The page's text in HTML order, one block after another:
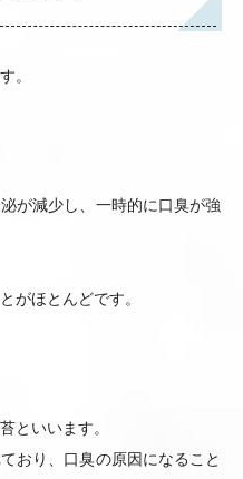
。
が減少し、一時的に口臭が強
がほとんどです。
といいます。
おり、口臭の原因になること